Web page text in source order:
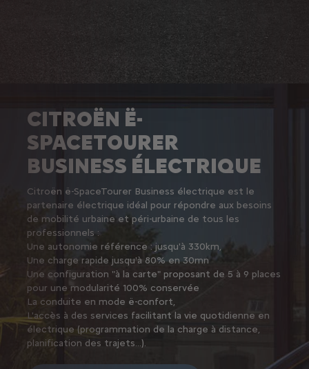
TRANSPORT À LA
CARTE
CITROËN SPACETOURER
BUSINESS LOUNGE
CITROËN Ë-
SPACETOURER
BUSINESS ÉLECTRIQUE
Citroën ë-SpaceTourer Business électrique est le
partenaire électrique idéal pour répondre aux besoins
de mobilité urbaine et péri-urbaine de tous les
professionnels :
Une autonomie référence : jusqu'à 330km,
Une charge rapide jusqu'à 80% en 30mn
Une configuration "à la carte" proposant de 5 à 9 places
pour une modularité 100% conservée
La conduite en mode ë-confort,
L'accès à des services facilitant la vie quotidienne en
électrique (programmation de la charge à distance,
planification des trajets...).